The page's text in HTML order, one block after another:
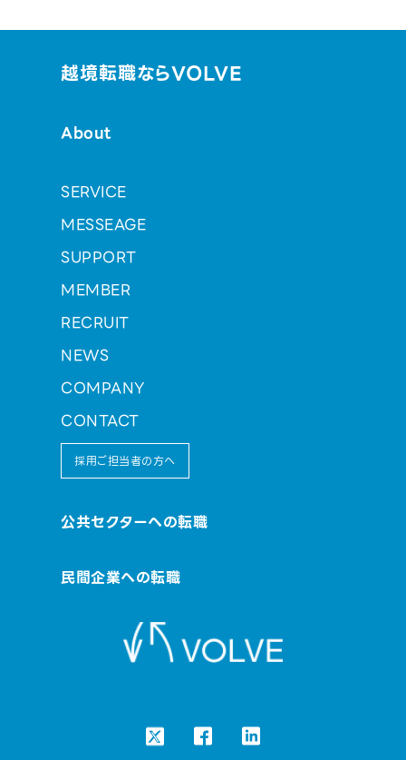
越境転職ならVOLVE
About
SERVICE
MESSEAGE
SUPPORT
MEMBER
RECRUIT
NEWS
COMPANY
CONTACT
採用ご担当者の方へ
公共セクターへの転職
民間企業への転職